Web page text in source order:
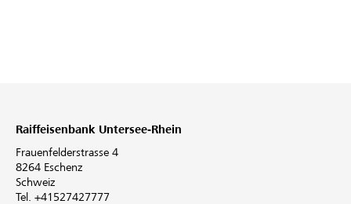
Raiffeisenbank Untersee-Rhein
Frauenfelderstrasse 4
8264 Eschenz
Schweiz
Tel. +41527427777